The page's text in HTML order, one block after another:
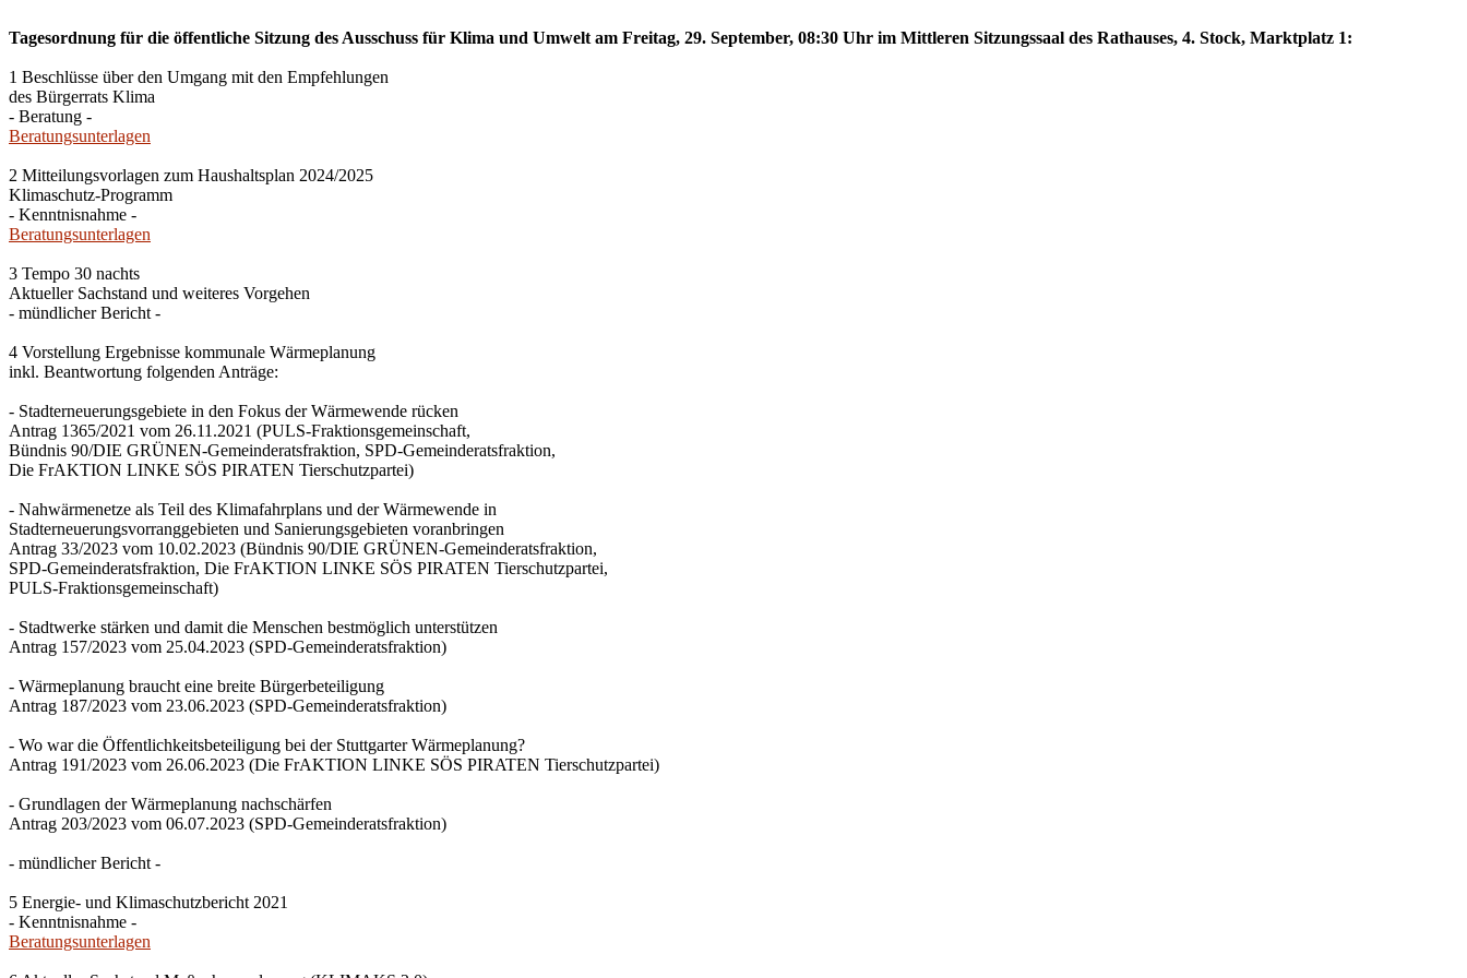
Tagesordnung für die öffentliche Sitzung des Ausschuss für Klima und Umwelt am Freitag, 29. September, 08:30 Uhr im Mittleren Sitzungssaal des Rathauses, 4. Stock, Marktplatz 1:
1 Beschlüsse über den Umgang mit den Empfehlungen
des Bürgerrats Klima
- Beratung -
Beratungsunterlagen
2 Mitteilungsvorlagen zum Haushaltsplan 2024/2025
Klimaschutz-Programm
- Kenntnisnahme -
Beratungsunterlagen
3 Tempo 30 nachts
Aktueller Sachstand und weiteres Vorgehen
- mündlicher Bericht -
4 Vorstellung Ergebnisse kommunale Wärmeplanung
inkl. Beantwortung folgenden Anträge:
- Stadterneuerungsgebiete in den Fokus der Wärmewende rücken
Antrag 1365/2021 vom 26.11.2021 (PULS-Fraktionsgemeinschaft,
Bündnis 90/DIE GRÜNEN-Gemeinderatsfraktion, SPD-Gemeinderatsfraktion,
Die FrAKTION LINKE SÖS PIRATEN Tierschutzpartei)
- Nahwärmenetze als Teil des Klimafahrplans und der Wärmewende in
Stadterneuerungsvorranggebieten und Sanierungsgebieten voranbringen
Antrag 33/2023 vom 10.02.2023 (Bündnis 90/DIE GRÜNEN-Gemeinderatsfraktion,
SPD-Gemeinderatsfraktion, Die FrAKTION LINKE SÖS PIRATEN Tierschutzpartei,
PULS-Fraktionsgemeinschaft)
- Stadtwerke stärken und damit die Menschen bestmöglich unterstützen
Antrag 157/2023 vom 25.04.2023 (SPD-Gemeinderatsfraktion)
- Wärmeplanung braucht eine breite Bürgerbeteiligung
Antrag 187/2023 vom 23.06.2023 (SPD-Gemeinderatsfraktion)
- Wo war die Öffentlichkeitsbeteiligung bei der Stuttgarter Wärmeplanung?
Antrag 191/2023 vom 26.06.2023 (Die FrAKTION LINKE SÖS PIRATEN Tierschutzpartei)
- Grundlagen der Wärmeplanung nachschärfen
Antrag 203/2023 vom 06.07.2023 (SPD-Gemeinderatsfraktion)
- mündlicher Bericht -
5 Energie- und Klimaschutzbericht 2021
- Kenntnisnahme -
Beratungsunterlagen